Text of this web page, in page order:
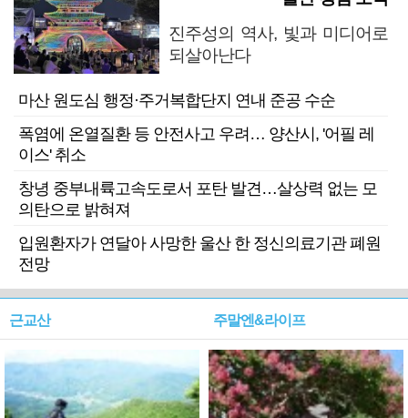
진주성의 역사, 빛과 미디어로
되살아난다
마산 원도심 행정·주거복합단지 연내 준공 수순
폭염에 온열질환 등 안전사고 우려… 양산시, '어필 레
이스' 취소
창녕 중부내륙고속도로서 포탄 발견…살상력 없는 모
의탄으로 밝혀져
입원환자가 연달아 사망한 울산 한 정신의료기관 폐원
전망
근교산 주말엔&라이프